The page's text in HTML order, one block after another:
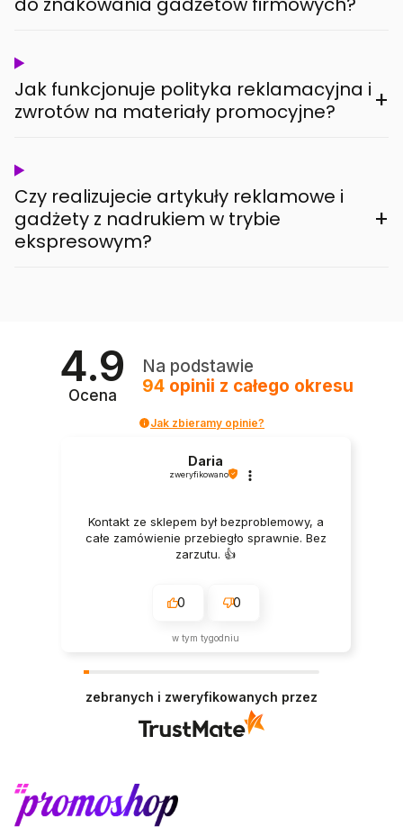
Jak funkcjonuje polityka reklamacyjna i
zwrotów na materiały promocyjne?
+
Czy realizujecie artykuły reklamowe i
gadżety z nadrukiem w trybie
ekspresowym?
+
4.9
Ocena
Na podstawie
94 opinii z całego okresu
Jak zbieramy opinie?
Daria
zweryfikowano
Kontakt ze sklepem był bezproblemowy, a
całe zamówienie przebiegło sprawnie. Bez
zarzutu. 👍️
0 0
w tym tygodniu
zebranych i zweryfikowanych przez